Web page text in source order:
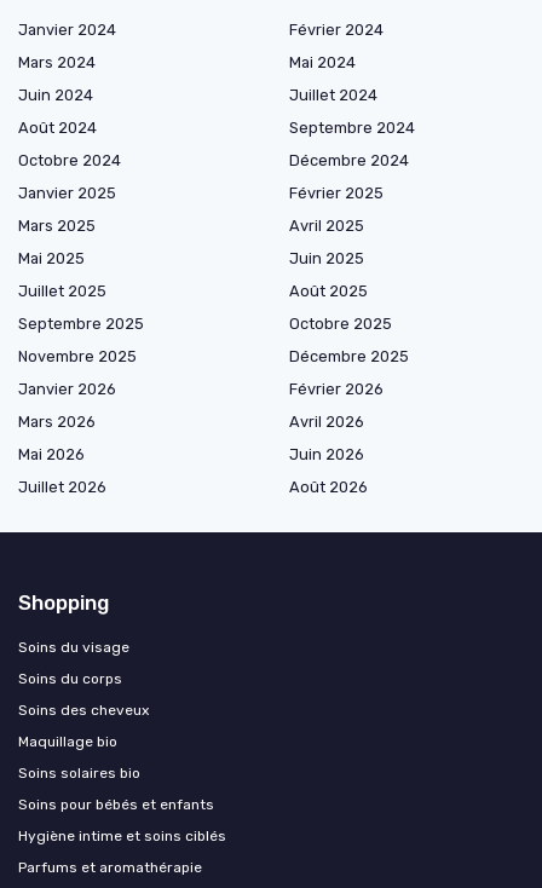
Janvier 2024
Février 2024
Mars 2024
Mai 2024
Juin 2024
Juillet 2024
Août 2024
Septembre 2024
Octobre 2024
Décembre 2024
Janvier 2025
Février 2025
Mars 2025
Avril 2025
Mai 2025
Juin 2025
Juillet 2025
Août 2025
Septembre 2025
Octobre 2025
Novembre 2025
Décembre 2025
Janvier 2026
Février 2026
Mars 2026
Avril 2026
Mai 2026
Juin 2026
Juillet 2026
Août 2026
Shopping
Soins du visage
Soins du corps
Soins des cheveux
Maquillage bio
Soins solaires bio
Soins pour bébés et enfants
Hygiène intime et soins ciblés
Parfums et aromathérapie